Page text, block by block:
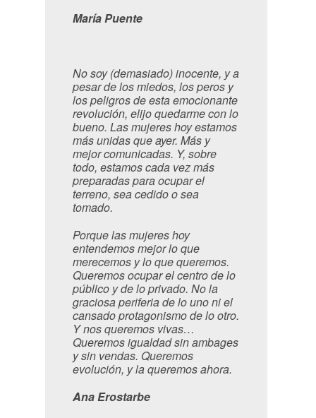
María Puente
No soy (demasiado) inocente, y a
pesar de los miedos, los peros y
los peligros de esta emocionante
revolución, elijo quedarme con lo
bueno. Las mujeres hoy estamos
más unidas que ayer. Más y
mejor comunicadas. Y, sobre
todo, estamos cada vez más
preparadas para ocupar el
terreno, sea cedido o sea
tomado.
Porque las mujeres hoy
entendemos mejor lo que
merecemos y lo que queremos.
Queremos ocupar el centro de lo
público y de lo privado. No la
graciosa periferia de lo uno ni el
cansado protagonismo de lo otro.
Y nos queremos vivas…
Queremos igualdad sin ambages
y sin vendas. Queremos
evolución, y la queremos ahora.
Ana Erostarbe